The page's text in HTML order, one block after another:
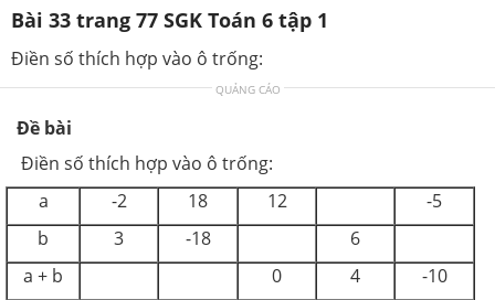
Bài 33 trang 77 SGK Toán 6 tập 1
Điền số thích hợp vào ô trống:
QUẢNG CÁO
Đề bài
Điền số thích hợp vào ô trống:
a
-2 18 12
-5
b
3 -18
6
a + b
0 4 -10